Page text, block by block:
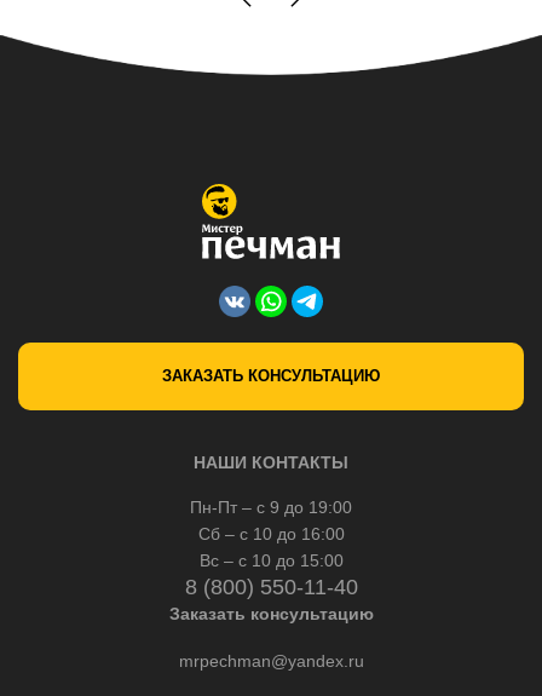
ЗАКАЗАТЬ КОНСУЛЬТАЦИЮ
НАШИ КОНТАКТЫ
Пн-Пт – с 9 до 19:00
Сб – с 10 до 16:00
Вс – с 10 до 15:00
8 (800) 550-11-40
Заказать консультацию
mrpechman@yandex.ru